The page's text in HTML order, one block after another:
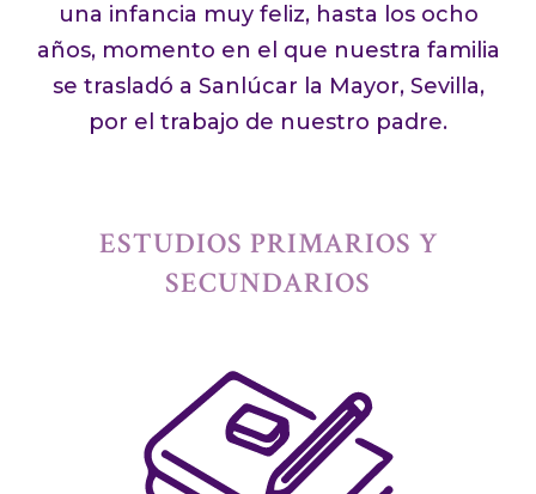
una infancia muy feliz, hasta los ocho
años, momento en el que nuestra familia
se trasladó a Sanlúcar la Mayor, Sevilla,
por el trabajo de nuestro padre.
ESTUDIOS PRIMARIOS Y
SECUNDARIOS